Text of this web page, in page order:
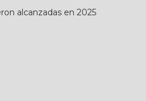
alcanzadas en 2025